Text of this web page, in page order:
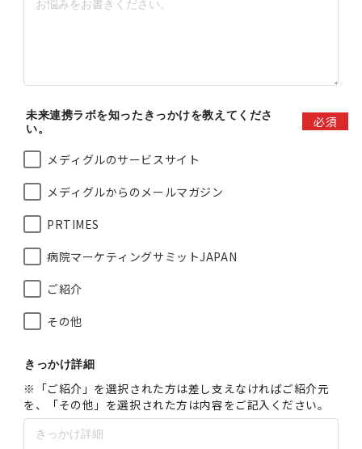
未来連携ラボを知ったきっかけを教えてくださ
い。
必須
メディグルのサービスサイト
メディグルからのメールマガジン
PRTIMES
病院マーケティングサミットJAPAN
ご紹介
その他
きっかけ詳細
※「ご紹介」を選択された方は差し支えなければご紹介元
を、「その他」を選択された方は内容をご記入ください。